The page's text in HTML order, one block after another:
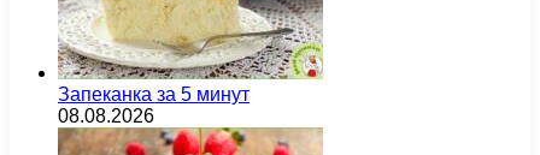
Запеканка за 5 минут
08.08.2026